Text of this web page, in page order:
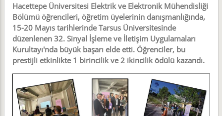
Hacettepe Üniversitesi Elektrik ve Elektronik Mühendisliği
Bölümü öğrencileri, öğretim üyelerinin danışmanlığında,
15-20 Mayıs tarihlerinde Tarsus Üniversitesinde
düzenlenen 32. Sinyal İşleme ve İletişim Uygulamaları
Kurultayı'nda büyük başarı elde etti. Öğrenciler, bu
prestijli etkinlikte 1 birincilik ve 2 ikincilik ödülü kazandı.